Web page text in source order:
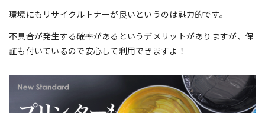
環境にもリサイクルトナーが良いというのは魅力的です。
不具合が発生する確率があるというデメリットがありますが、保
証も付いているので安心して利用できますよ！